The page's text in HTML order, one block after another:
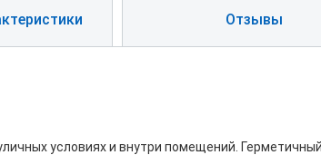
Отзывы
условиях и внутри помещений.